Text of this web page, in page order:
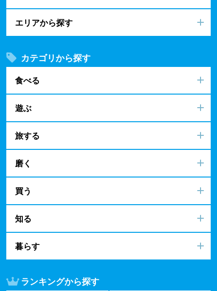
エリアから探す
カテゴリから探す
食べる
遊ぶ
旅する
磨く
買う
知る
暮らす
ランキングから探す